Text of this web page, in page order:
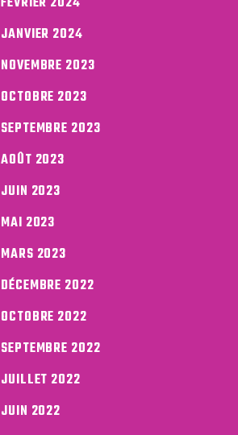
JANVIER 2024
NOVEMBRE 2023
OCTOBRE 2023
SEPTEMBRE 2023
AOÛT 2023
JUIN 2023
MAI 2023
MARS 2023
DÉCEMBRE 2022
OCTOBRE 2022
SEPTEMBRE 2022
JUILLET 2022
JUIN 2022